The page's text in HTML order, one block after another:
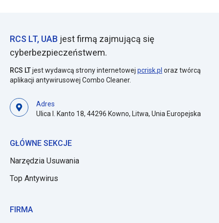
RCS LT, UAB jest firmą zajmującą się
cyberbezpieczeństwem.
RCS LTjest wydawcą strony internetowej pcrisk.pl oraz twórcą
aplikacji antywirusowej Combo Cleaner.
Adres
Ulica I. Kanto 18, 44296 Kowno, Litwa, Unia Europejska
GŁÓWNE SEKCJE
Narzędzia Usuwania
Top Antywirus
FIRMA